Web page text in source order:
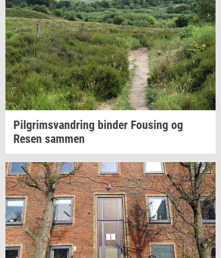
Pil­grims­van­dring bin­der Fou­sing og
Resen sam­men